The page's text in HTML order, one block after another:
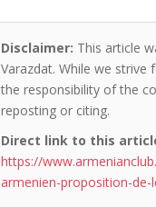
Disclaimer: This article
Varazdat. While we
the responsibility of the
reposting or citing.
Direct link to this
https://
armenien-proposition-de-